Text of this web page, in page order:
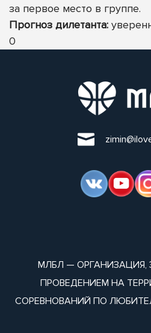
за первое место в группе.
Прогноз дилетанта:
0
МЛБЛ —
ПРОВЕДЕНИЕМ НА
СОРЕВНОВАНИЙ ПО